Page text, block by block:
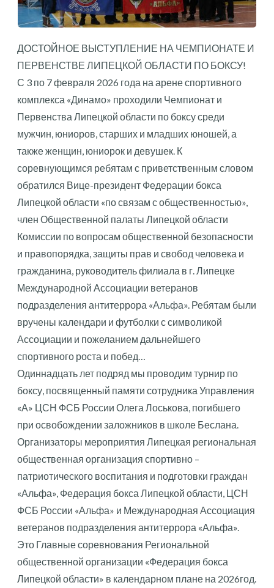
ДОСТОЙНОЕ ВЫСТУПЛЕНИЕ НА ЧЕМПИОНАТЕ И
ПЕРВЕНСТВЕ ЛИПЕЦКОЙ ОБЛАСТИ ПО БОКСУ!
С 3 по 7 февраля 2026 года на арене спортивного
комплекса «Динамо» проходили Чемпионат и
Первенства Липецкой области по боксу среди
мужчин, юниоров, старших и младших юношей, а
также женщин, юниорок и девушек. К
соревнующимся ребятам с приветственным словом
обратился Вице-президент Федерации бокса
Липецкой области «по связам с общественностью»,
член Общественной палаты Липецкой области
Комиссии по вопросам общественной безопасности
и правопорядка, защиты прав и свобод человека и
гражданина, руководитель филиала в г. Липецке
Международной Ассоциации ветеранов
подразделения антитеррора «Альфа». Ребятам были
вручены календари и футболки с символикой
Ассоциации и пожеланием дальнейшего
спортивного роста и побед…
Одиннадцать лет подряд мы проводим турнир по
боксу, посвященный памяти сотрудника Управления
«А» ЦСН ФСБ России Олега Лоськова, погибшего
при освобождении заложников в школе Беслана.
Организаторы мероприятия Липецкая региональная
общественная организация спортивно –
патриотического воспитания и подготовки граждан
«Альфа», Федерация бокса Липецкой области, ЦСН
ФСБ России «Альфа» и Международная Ассоциация
ветеранов подразделения антитеррора «Альфа».
Это Главные соревнования Региональной
общественной организации «Федерация бокса
Липецкой области» в календарном плане на 2026год.